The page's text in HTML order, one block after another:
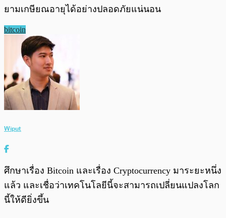
ยามเกษียณอายุได้อย่างปลอดภัยแน่นอน
bitcoin
Wiput
ศึกษาเรื่อง Bitcoin และเรื่อง Cryptocurrency มาระยะหนึ่ง
แล้ว และเชื่อว่าเทคโนโลยีนี้จะสามารถเปลี่ยนแปลงโลก
นี้ให้ดียิ่งขึ้น